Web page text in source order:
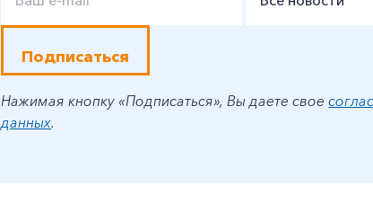
Подписаться
Нажимая кнопку «Подписаться», Вы даете свое
данных.